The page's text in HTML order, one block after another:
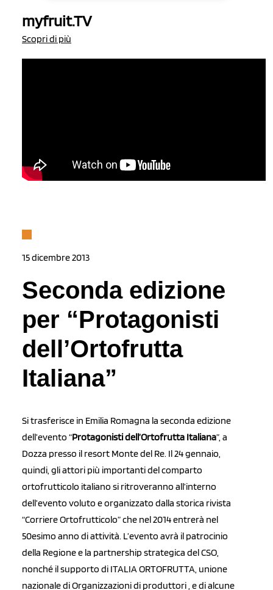
myfruit.TV
Scopri di più
15 dicembre 2013
Seconda edizione
per “Protagonisti
dell’Ortofrutta
Italiana”
Si trasferisce in Emilia Romagna la seconda edizione
dell’evento “Protagonisti dell’Ortofrutta Italiana”, a
Dozza presso il resort Monte del Re. Il 24 gennaio,
quindi, gli attori più importanti del comparto
ortofrutticolo italiano si ritroveranno all’interno
dell’evento voluto e organizzato dalla storica rivista
“Corriere Ortofrutticolo” che nel 2014 entrerà nel
50esimo anno di attività. L’evento avrà il patrocinio
della Regione e la partnership strategica del CSO,
nonché il supporto di ITALIA ORTOFRUTTA, unione
nazionale di Organizzazioni di produttori , e di alcune